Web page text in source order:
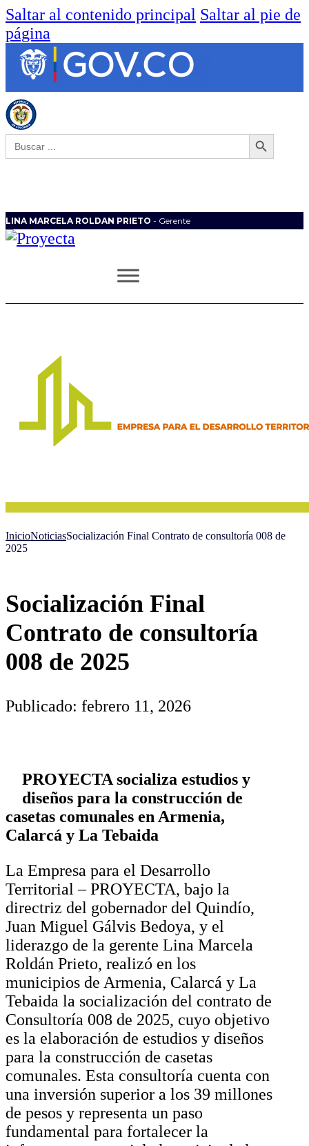
Saltar al contenido principal Saltar al pie de
página
Buscar: Botón de búsqueda
LINA MARCELA ROLDAN PRIETO - Gerente
InicioNoticiasSocialización Final Contrato de consultoría 008 de
2025
Socialización Final
Contrato de consultoría
008 de 2025
Publicado: febrero 11, 2026
PROYECTA socializa estudios y
diseños para la construcción de
casetas comunales en Armenia,
Calarcá y La Tebaida
La Empresa para el Desarrollo
Territorial – PROYECTA, bajo la
directriz del gobernador del Quindío,
Juan Miguel Gálvis Bedoya, y el
liderazgo de la gerente Lina Marcela
Roldán Prieto, realizó en los
municipios de Armenia, Calarcá y La
Tebaida la socialización del contrato de
Consultoría 008 de 2025, cuyo objetivo
es la elaboración de estudios y diseños
para la construcción de casetas
comunales. Esta consultoría cuenta con
una inversión superior a los 39 millones
de pesos y representa un paso
fundamental para fortalecer la